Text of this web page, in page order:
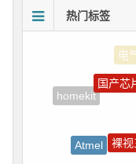
热门标签
homekit
国产芯